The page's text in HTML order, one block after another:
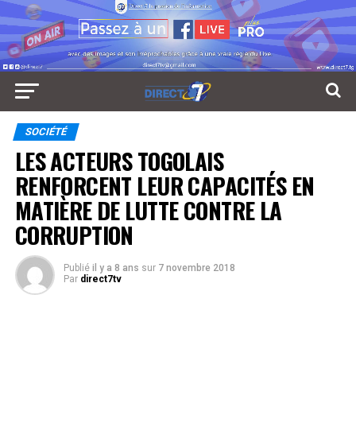
SOCIÉTÉ
LES ACTEURS TOGOLAIS
RENFORCENT LEUR CAPACITÉS EN
MATIÈRE DE LUTTE CONTRE LA
CORRUPTION
Publié il y a 8 ans sur 7 novembre 2018
Par direct7tv